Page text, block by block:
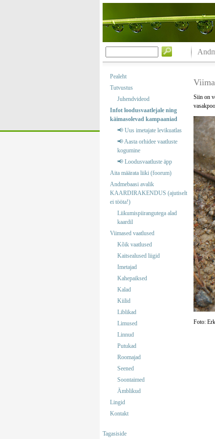
Pealeht
Tutvustus
Juhendvideod
Infot loodusvaatlejale ning
käimasolevad kampaaniad
📢 Uus imetajate levikuatlas
📢 Aasta orhidee vaatluste
kogumine
📢 Loodusvaatluste äpp
Aita määrata liiki (foorum)
Andmebaasi avalik
KAARDIRAKENDUS (ajutiselt
ei tööta!)
Liikumispiirangutega alad
kaardil
Viimased vaatlused
Kõik vaatlused
Kaitsealused liigid
Imetajad
Kahepaiksed
Kalad
Kiilid
Liblikad
Limused
Linnud
Putukad
Roomajad
Seened
Soontaimed
Ämblikud
Lingid
Kontakt
Tagasiside
Siin on
Foto: